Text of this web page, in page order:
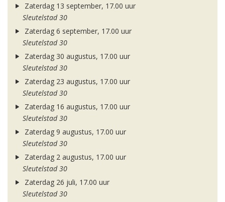
Zaterdag 13 september, 17.00 uur
Sleutelstad 30
Zaterdag 6 september, 17.00 uur
Sleutelstad 30
Zaterdag 30 augustus, 17.00 uur
Sleutelstad 30
Zaterdag 23 augustus, 17.00 uur
Sleutelstad 30
Zaterdag 16 augustus, 17.00 uur
Sleutelstad 30
Zaterdag 9 augustus, 17.00 uur
Sleutelstad 30
Zaterdag 2 augustus, 17.00 uur
Sleutelstad 30
Zaterdag 26 juli, 17.00 uur
Sleutelstad 30